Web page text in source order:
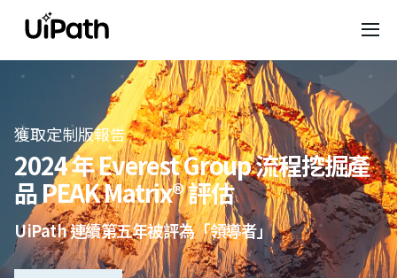
獲取定制版報告
2024 年 Everest Group 流程挖掘產
品 PEAK Matrix® 評估
UiPath 連續第五年被評為「領導者」